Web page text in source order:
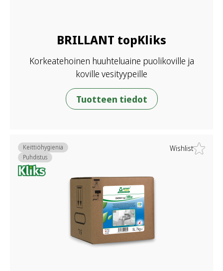
BRILLANT topKliks
Korkeatehoinen huuhteluaine puolikoville ja
koville vesityypeille
Tuotteen tiedot
Wishlist
Keittiöhygienia
Puhdistus